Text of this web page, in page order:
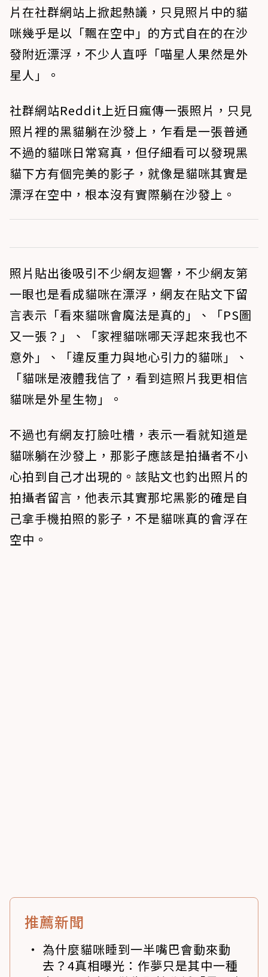
片在社群網站上掀起熱議，只見照片中的貓
咪幾乎是以「飄在空中」的方式自在的在沙
發附近漂浮，不少人直呼「喵星人果然是外
星人」。
社群網站Reddit上近日瘋傳一張照片，只見
照片裡的黑貓躺在沙發上，乍看是一張普通
不過的貓咪日常寫真，但仔細看可以發現黑
貓下方有個完美的影子，就像是貓咪其實是
漂浮在空中，根本沒有實際躺在沙發上。
照片貼出後吸引不少網友迴響，不少網友第
一眼也是看成貓咪在漂浮，網友在貼文下留
言表示「看來貓咪會魔法是真的」、「PS圖
又一張？」、「家裡貓咪哪天浮起來我也不
意外」、「違反重力與地心引力的貓咪」、
「貓咪是液體我信了，看到這照片我更相信
貓咪是外星生物」。
不過也有網友打臉吐槽，表示一看就知道是
貓咪躺在沙發上，那影子應該是拍攝者不小
心拍到自己才出現的。該貼文也釣出照片的
拍攝者留言，他表示其實那坨黑影的確是自
己拿手機拍照的影子，不是貓咪真的會浮在
空中。
推薦新聞
為什麼貓咪睡到一半嘴巴會動來動
去？4真相曝光：作夢只是其中一種